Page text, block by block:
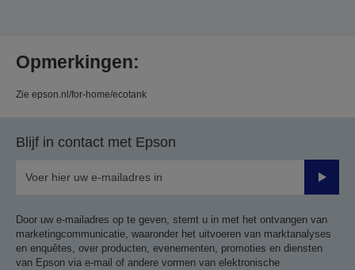
Opmerkingen:
Zie epson.nl/for-home/ecotank
Blijf in contact met Epson
Door uw e-mailadres op te geven, stemt u in met het ontvangen van
marketingcommunicatie, waaronder het uitvoeren van marktanalyses
en enquêtes, over producten, evenementen, promoties en diensten
van Epson via e-mail of andere vormen van elektronische